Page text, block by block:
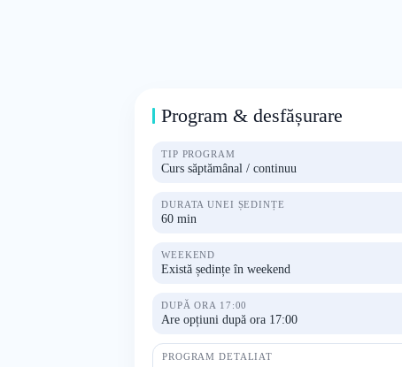
Program & desfășurare
TIP PROGRAM
Curs săptămânal / continuu
DURATA UNEI ȘEDINȚE
60 min
WEEKEND
Există ședințe în weekend
DUPĂ ORA 17:00
Are opțiuni după ora 17:00
PROGRAM DETALIAT